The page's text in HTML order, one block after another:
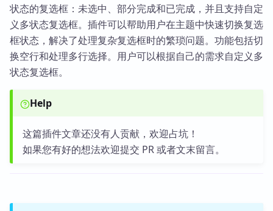
状态的复选框：未选中、部分完成和已完成，并且支持自定
义多状态复选框。插件可以帮助用户在主题中快速切换复选
框状态，解决了处理复杂复选框时的繁琐问题。功能包括切
换空行和处理多行选择。用户可以根据自己的需求自定义多
状态复选框。
Help
这篇插件文章还没有人贡献，欢迎占坑！
如果您有好的想法欢迎提交 PR 或者文末留言。